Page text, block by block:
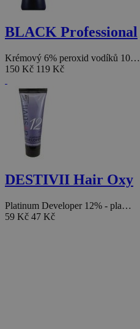
BLACK Professional
Krémový 6% peroxid vodíků 10…
150 Kč 119 Kč
DESTIVII Hair Oxy
Platinum Developer 12% - pla…
59 Kč 47 Kč